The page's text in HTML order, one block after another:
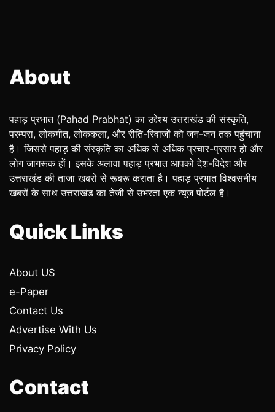
About
पहाड़ प्रभात (Pahad Prabhat) का उद्देश्य उत्तराखंड की संस्कृति,
परम्परा, लोकगीत, लोककला, और रीति-रिवाजों को जन-जन तक पहुंचाना
है। जिससे पहाड़ की संस्कृति का अधिक से अधिक प्रचार-प्रसार हो और
लोग जागरूक हों। इसके अलावा पहाड़ प्रभात आपको देश-विदेश और
उत्तराखंड की ताजा खबरों से रूबरू कराता है। पहाड़ प्रभात विश्वसनीय
खबरों के साथ उत्तराखंड का तेजी से उभरता एक न्यूज पोर्टल है।
Quick Links
About US
e-Paper
Contact Us
Advertise With Us
Privacy Policy
Contact